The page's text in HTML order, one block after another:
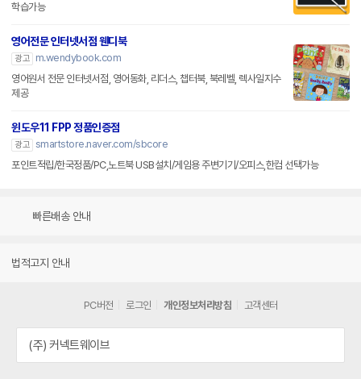
학습가능
영어전문 인터넷서점 웬디북
광고
m.wendybook.com
영어원서 전문 인터넷서점, 영어동화, 리더스, 챕터북, 북레벨, 렉사일지수
제공
윈도우11 FPP 정품인증점
광고 smartstore.naver.com/sbcore
포인트적립/한국정품/PC,노트북 USB설치/게임용 주변기기/오피스,한컴 선택가능
빠른배송 안내
법적고지 안내
PC버전 로그인 개인정보처리방침 고객센터
(주) 커넥트웨이브